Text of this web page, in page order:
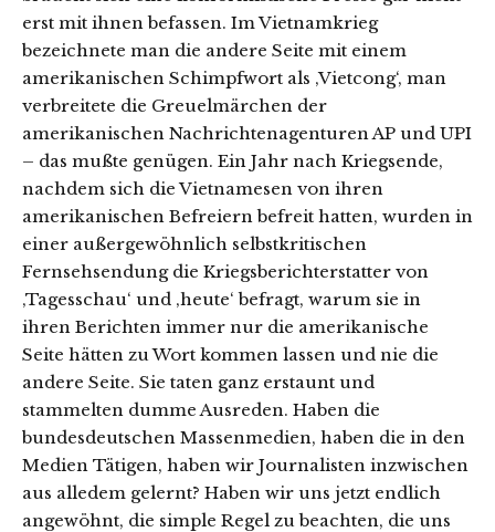
erst mit ihnen befassen. Im Vietnamkrieg
bezeichnete man die andere Seite mit einem
amerikanischen Schimpfwort als ‚Vietcong‘, man
verbreitete die Greuelmärchen der
amerikanischen Nachrichtenagenturen AP und UPI
– das mußte genügen. Ein Jahr nach Kriegsende,
nachdem sich die Vietnamesen von ihren
amerikanischen Befreiern befreit hatten, wurden in
einer außergewöhnlich selbstkritischen
Fernsehsendung die Kriegsberichterstatter von
‚Tagesschau‘ und ‚heute‘ befragt, warum sie in
ihren Berichten immer nur die amerikanische
Seite hätten zu Wort kommen lassen und nie die
andere Seite. Sie taten ganz erstaunt und
stammelten dumme Ausreden. Haben die
bundesdeutschen Massenmedien, haben die in den
Medien Tätigen, haben wir Journalisten inzwischen
aus alledem gelernt? Haben wir uns jetzt endlich
angewöhnt, die simple Regel zu beachten, die uns